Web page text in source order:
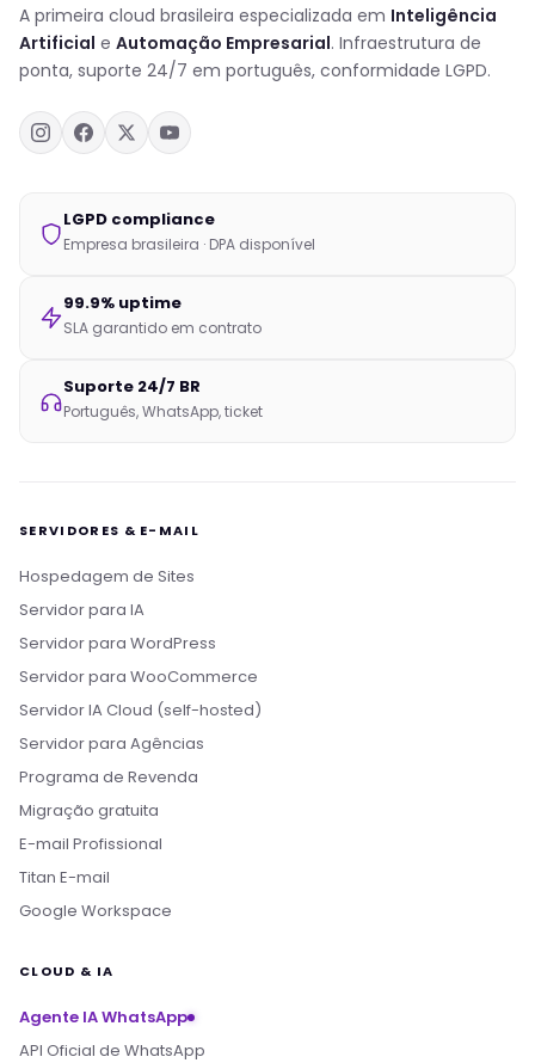
A primeira cloud brasileira especializada em Inteligência
Artificial e Automação Empresarial. Infraestrutura de
ponta, suporte 24/7 em português, conformidade LGPD.
LGPD compliance
Empresa brasileira · DPA disponível
99.9% uptime
SLA garantido em contrato
Suporte 24/7 BR
Português, WhatsApp, ticket
SERVIDORES & E-MAIL
Hospedagem de Sites
Servidor para IA
Servidor para WordPress
Servidor para WooCommerce
Servidor IA Cloud (self-hosted)
Servidor para Agências
Programa de Revenda
Migração gratuita
E-mail Profissional
Titan E-mail
Google Workspace
CLOUD & IA
Agente IA WhatsApp
API Oficial de WhatsApp